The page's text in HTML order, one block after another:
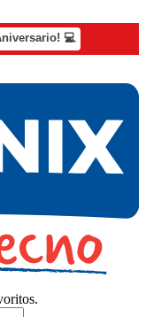
💻